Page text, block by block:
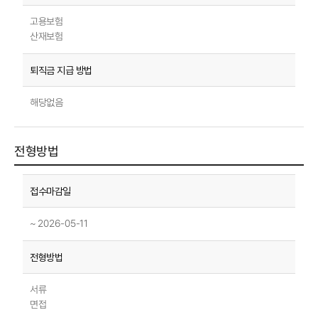
고용보험
산재보험
해당없음
전형방법
~ 2026-05-11
서류
면접